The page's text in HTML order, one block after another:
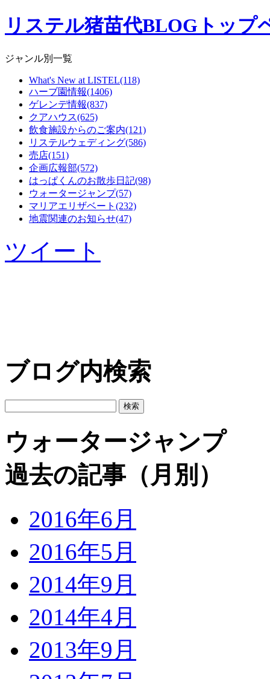
リステル猪苗代BLOGトップ
ジャンル別一覧
What's New at LISTEL(118)
ハーブ園情報(1406)
ゲレンデ情報(837)
クアハウス(625)
飲食施設からのご案内(121)
リステルウェディング(586)
売店(151)
企画広報部(572)
はっぱくんのお散歩日記(98)
ウォータージャンプ(57)
マリアエリザベート(232)
地震関連のお知らせ(47)
ツイート
ブログ内検索
ウォータージャンプ
過去の記事（月別）
2016年6月
2016年5月
2014年9月
2014年4月
2013年9月